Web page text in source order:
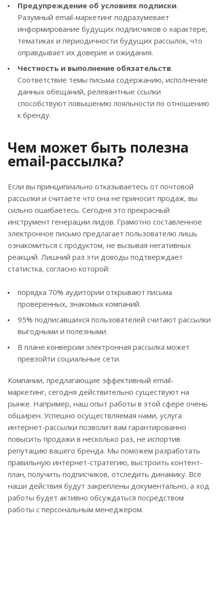
Предупреждение об условиях подписки.
Разумный email-маркетинг подразумевает
информирование будущих подписчиков о характере,
тематиках и периодичности будущих рассылок, что
оправдывает их доверие и ожидания.
Честность и выполнение обязательств.
Соответствие темы письма содержанию, исполнение
данных обещаний, релевантные ссылки
способствуют повышению лояльности по отношению
к бренду.
Чем может быть полезна
email-рассылка?
Если вы принципиально отказываетесь от почтовой
рассылки и считаете что она не приносит продаж, вы
сильно ошибаетесь. Сегодня это прекрасный
инструмент генерации лидов. Грамотно составленное
электронное письмо предлагает пользователю лишь
ознакомиться с продуктом, не вызывая негативных
реакций. Лишний раз эти доводы подтверждает
статистка, согласно которой:
порядка 70% аудитории открывают письма
проверенных, знакомых компаний.
95% подписавшихся пользователей считают рассылки
выгодными и полезными.
В плане конверсии электронная рассылка может
превзойти социальные сети.
Компании, предлагающие эффективный email-
маркетинг, сегодня действительно существуют на
рынке. Например, наш опыт работы в этой сфере очень
обширен. Успешно осуществляемая нами, услуга
интернет-рассылки позволит вам гарантированно
повысить продажи в несколько раз, не испортив
репутацию вашего бренда. Мы поможем разработать
правильную интернет-стратегию, выстроить контент-
план, получить подписчиков, отследить динамику. Все
наши действия будут закреплены документально, а ход
работы будет активно обсуждаться посредством
работы с персональным менеджером.